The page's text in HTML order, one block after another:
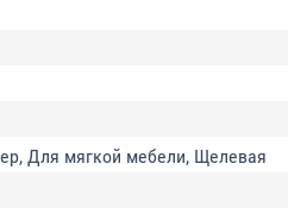
Для мягкой мебели, Щелевая